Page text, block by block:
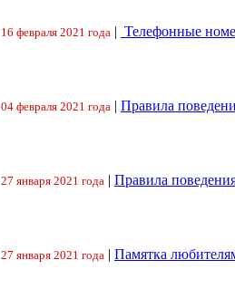
16 февраля 2021 года | Телефонные
04 февраля 2021 года | Правила
27 января 2021 года | Правила
27 января 2021 года | Памятка